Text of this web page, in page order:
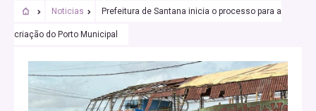
Noticias Prefeitura de Santana inicia o processo para a
criação do Porto Municipal